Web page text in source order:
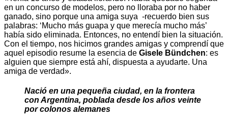
en un concurso de modelos, pero no lloraba por no haber
ganado, sino porque una amiga suya -recuerdo bien sus
palabras: ‘Mucho más guapa y que merecía mucho más’
había sido eliminada. Entonces, no entendí bien la situación.
Con el tiempo, nos hicimos grandes amigas y comprendí que
aquel episodio resume la esencia de Gisele Bündchen: es
alguien que siempre está ahí, dispuesta a ayudarte. Una
amiga de verdad».
Nació en una pequeña ciudad, en la frontera
con Argentina, poblada desde los años veinte
por colonos alemanes